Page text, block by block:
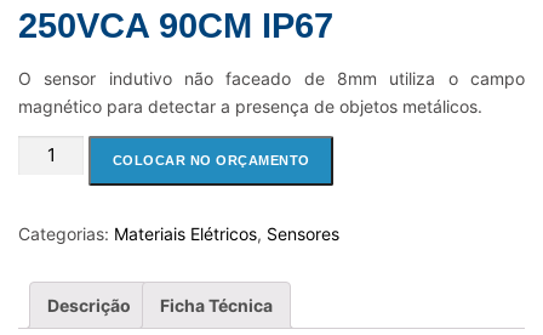
250VCA 90CM IP67
O sensor indutivo não faceado de 8mm utiliza o campo
magnético para detectar a presença de objetos metálicos.
SENSOR
FACEADO
NF
COLOCAR NO ORÇAMENTO
Categorias: Materiais Elétricos, Sensores
Descrição Ficha Técnica